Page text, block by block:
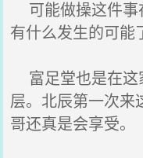
可能做操这件事
有什么发生的可能
富足堂也是在这
层。北辰第一次来
哥还真是会享受。